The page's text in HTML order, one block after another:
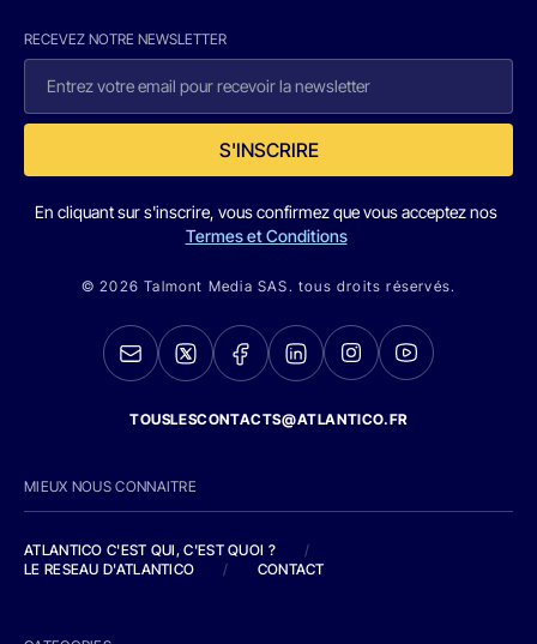
RECEVEZ NOTRE NEWSLETTER
S'INSCRIRE
En cliquant sur s'inscrire, vous confirmez que vous acceptez nos
Termes et Conditions
© 2026 Talmont Media SAS. tous droits réservés.
TOUSLESCONTACTS@ATLANTICO.FR
MIEUX NOUS CONNAITRE
ATLANTICO C'EST QUI, C'EST QUOI ?
/
LE RESEAU D'ATLANTICO
/ CONTACT